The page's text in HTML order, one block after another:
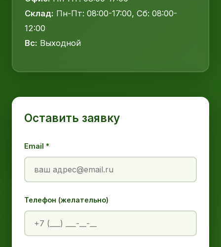
Склад: Пн-Пт: 08:00-17:00, Сб: 08:00-
12:00
Вс: Выходной
Оставить заявку
Email *
Телефон (желательно)